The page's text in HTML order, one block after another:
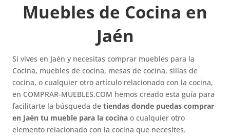
Muebles de Cocina en
Jaén
Si vives en Jaén y necesitas comprar muebles para la
Cocina, muebles de cocina, mesas de cocina, sillas de
cocina, o cualquier otro artículo relacionado con la cocina,
en COMPRAR-MUEBLES.COM hemos creado esta guía para
facilitarte la búsqueda detiendas donde puedas comprar
en Jaén tu mueble para la cocina o cualquier otro
elemento relacionado con la cocina que necesites.